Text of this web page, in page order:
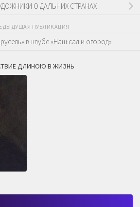
О ДАЛЬНИХ СТРАНАХ
ПУБЛИКАЦИЯ
в клубе «Наш сад и огород»
ДЛИНОЮ В ЖИЗНЬ